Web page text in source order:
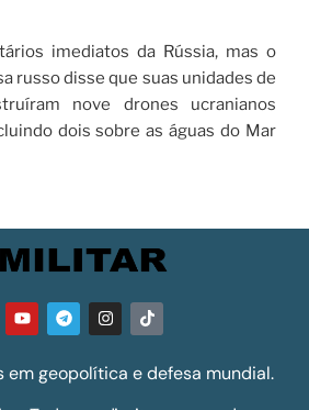
imediatos da Rússia, mas o
russo disse que suas unidades de
nove drones ucranianos
dois sobre as águas do Mar
em geopolítica e defesa mundial.